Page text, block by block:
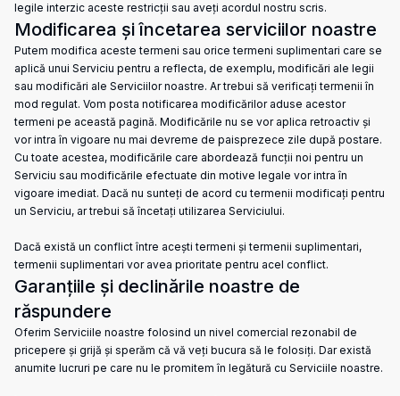
legile interzic aceste restricții sau aveți acordul nostru scris.
Modificarea și încetarea serviciilor noastre
Putem modifica aceste termeni sau orice termeni suplimentari care se
aplică unui Serviciu pentru a reflecta, de exemplu, modificări ale legii
sau modificări ale Serviciilor noastre. Ar trebui să verificați termenii în
mod regulat. Vom posta notificarea modificărilor aduse acestor
termeni pe această pagină. Modificările nu se vor aplica retroactiv și
vor intra în vigoare nu mai devreme de paisprezece zile după postare.
Cu toate acestea, modificările care abordează funcții noi pentru un
Serviciu sau modificările efectuate din motive legale vor intra în
vigoare imediat. Dacă nu sunteți de acord cu termenii modificați pentru
un Serviciu, ar trebui să încetați utilizarea Serviciului.
Dacă există un conflict între acești termeni și termenii suplimentari,
termenii suplimentari vor avea prioritate pentru acel conflict.
Garanțiile și declinările noastre de
răspundere
Oferim Serviciile noastre folosind un nivel comercial rezonabil de
pricepere și grijă și sperăm că vă veți bucura să le folosiți. Dar există
anumite lucruri pe care nu le promitem în legătură cu Serviciile noastre.